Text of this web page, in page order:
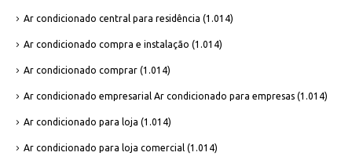
Ar condicionado central para residência (1.014)
Ar condicionado compra e instalação (1.014)
Ar condicionado comprar (1.014)
Ar condicionado empresarial Ar condicionado para empresas (1.014)
Ar condicionado para loja (1.014)
Ar condicionado para loja comercial (1.014)